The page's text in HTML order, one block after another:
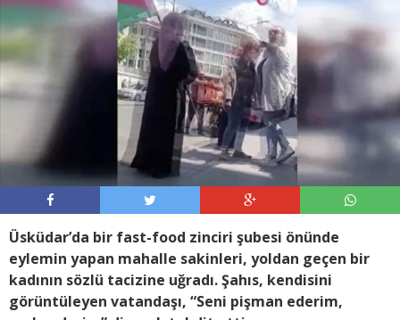
Üsküdar’da bir fast-food zinciri şubesi önünde
eylemin yapan mahalle sakinleri, yoldan geçen bir
kadının sözlü tacizine uğradı. Şahıs, kendisini
görüntüleyen vatandaşı, “Seni pişman ederim,